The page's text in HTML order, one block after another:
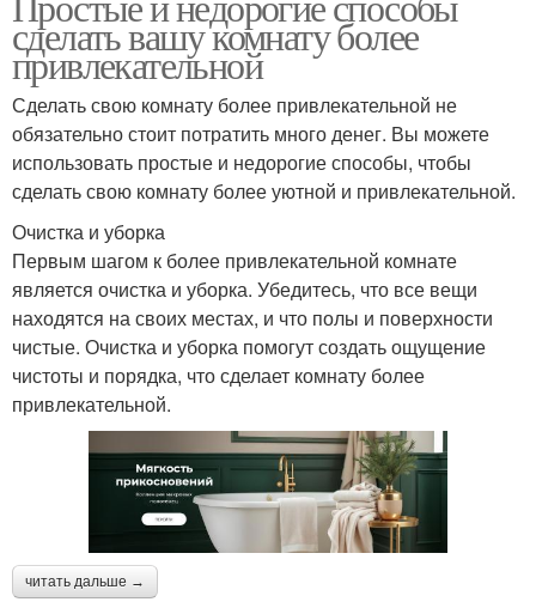
сделать вашу комнату более
привлекательной
Сделать свою комнату более привлекательной не
обязательно стоит потратить много денег. Вы можете
использовать простые и недорогие способы, чтобы
сделать свою комнату более уютной и привлекательной.
Очистка и уборка
Первым шагом к более привлекательной комнате
является очистка и уборка. Убедитесь, что все вещи
находятся на своих местах, и что полы и поверхности
чистые. Очистка и уборка помогут создать ощущение
чистоты и порядка, что сделает комнату более
привлекательной.
читать дальше →